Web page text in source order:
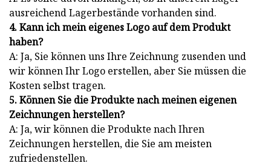
ausreichend Lagerbestände vorhanden sind.
4. Kann ich mein eigenes Logo auf dem Produkt
haben?
A: Ja, Sie können uns Ihre Zeichnung zusenden und
wir können Ihr Logo erstellen, aber Sie müssen die
Kosten selbst tragen.
5. Können Sie die Produkte nach meinen eigenen
Zeichnungen herstellen?
A: Ja, wir können die Produkte nach Ihren
Zeichnungen herstellen, die Sie am meisten
zufriedenstellen.